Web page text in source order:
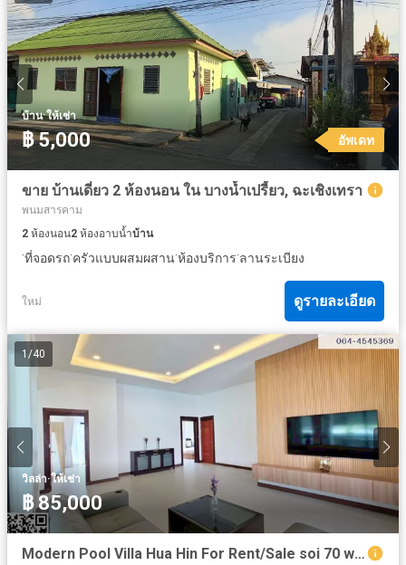
บ้าน·ให้เช่า
฿ 5,000 อัพเดท
ขาย บ้านเดี่ยว 2 ห้องนอน ใน บางน้ำเปรี้ยว, ฉะเชิงเทรา
พนมสารคาม
2 ห้องนอน2 ห้องอาบน้ำบ้าน
·ที่จอดรถ·ครัวแบบผสมผสาน·ห้องบริการ·ลานระเบียง
ใหม่ ดูรายละเอียด
1 /40
วิลล่า·ให้เช่า
฿ 85,000
Modern Pool Villa Hua Hin For Rent/Sale soi 70 with big landscape